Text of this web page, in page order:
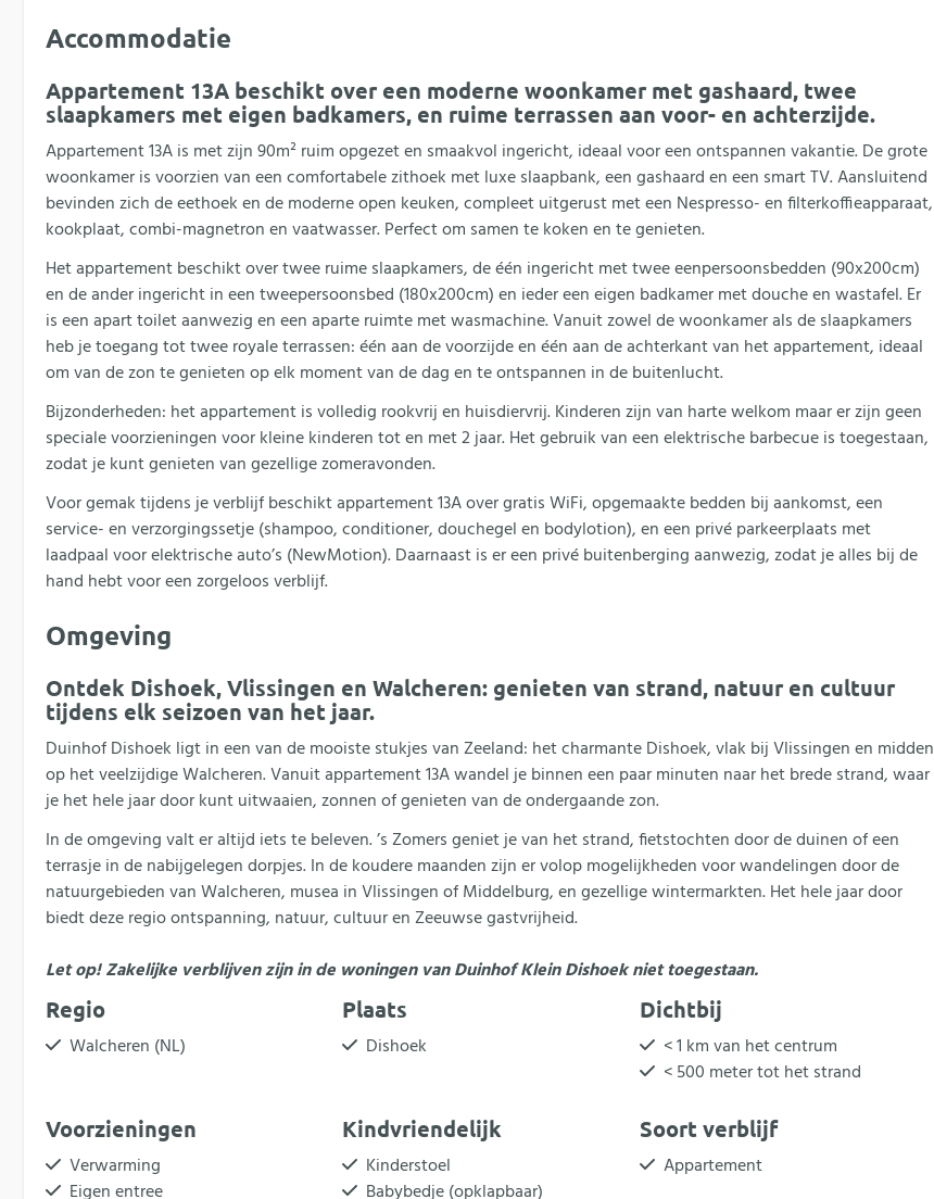
Accommodatie
Appartement 13A beschikt over een moderne woonkamer met gashaard, twee
slaapkamers met eigen badkamers, en ruime terrassen aan voor- en achterzijde.
Appartement 13A is met zijn 90m² ruim opgezet en smaakvol ingericht, ideaal voor een ontspannen vakantie. De grote
woonkamer is voorzien van een comfortabele zithoek met luxe slaapbank, een gashaard en een smart TV. Aansluitend
bevinden zich de eethoek en de moderne open keuken, compleet uitgerust met een Nespresso- en filterkoffieapparaat,
kookplaat, combi-magnetron en vaatwasser. Perfect om samen te koken en te genieten.
Het appartement beschikt over twee ruime slaapkamers, de één ingericht met twee eenpersoonsbedden (90x200cm)
en de ander ingericht in een tweepersoonsbed (180x200cm) en ieder een eigen badkamer met douche en wastafel. Er
is een apart toilet aanwezig en een aparte ruimte met wasmachine. Vanuit zowel de woonkamer als de slaapkamers
heb je toegang tot twee royale terrassen: één aan de voorzijde en één aan de achterkant van het appartement, ideaal
om van de zon te genieten op elk moment van de dag en te ontspannen in de buitenlucht.
Bijzonderheden: het appartement is volledig rookvrij en huisdiervrij. Kinderen zijn van harte welkom maar er zijn geen
speciale voorzieningen voor kleine kinderen tot en met 2 jaar. Het gebruik van een elektrische barbecue is toegestaan,
zodat je kunt genieten van gezellige zomeravonden.
Voor gemak tijdens je verblijf beschikt appartement 13A over gratis WiFi, opgemaakte bedden bij aankomst, een
service- en verzorgingssetje (shampoo, conditioner, douchegel en bodylotion), en een privé parkeerplaats met
laadpaal voor elektrische auto’s (NewMotion). Daarnaast is er een privé buitenberging aanwezig, zodat je alles bij de
hand hebt voor een zorgeloos verblijf.
Omgeving
Ontdek Dishoek, Vlissingen en Walcheren: genieten van strand, natuur en cultuur
tijdens elk seizoen van het jaar.
Duinhof Dishoek ligt in een van de mooiste stukjes van Zeeland: het charmante Dishoek, vlak bij Vlissingen en midden
op het veelzijdige Walcheren. Vanuit appartement 13A wandel je binnen een paar minuten naar het brede strand, waar
je het hele jaar door kunt uitwaaien, zonnen of genieten van de ondergaande zon.
In de omgeving valt er altijd iets te beleven. ’s Zomers geniet je van het strand, fietstochten door de duinen of een
terrasje in de nabijgelegen dorpjes. In de koudere maanden zijn er volop mogelijkheden voor wandelingen door de
natuurgebieden van Walcheren, musea in Vlissingen of Middelburg, en gezellige wintermarkten. Het hele jaar door
biedt deze regio ontspanning, natuur, cultuur en Zeeuwse gastvrijheid.
Let op! Zakelijke verblijven zijn in de woningen van Duinhof Klein Dishoek niet toegestaan.
Regio
Walcheren (NL)
Plaats
Dishoek
Dichtbij
< 1 km van het centrum
< 500 meter tot het strand
Voorzieningen
Verwarming
Eigen entree
Kindvriendelijk
Kinderstoel
Babybedje (opklapbaar)
Soort verblijf
Appartement